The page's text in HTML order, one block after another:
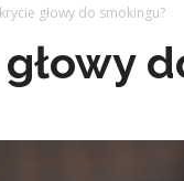
głowy do smokingu?